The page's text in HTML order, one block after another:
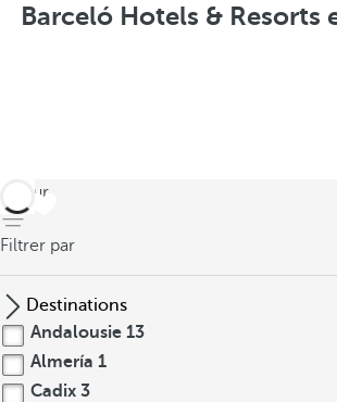
Barceló Hotels & Resorts
retour
Filtrer par
Destinations
Andalousie 13
Almería 1
Cadix 3